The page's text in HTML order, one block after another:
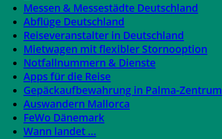
Messen & Messestädte Deutschland
Abflüge Deutschland
Reiseveranstalter in Deutschland
Mietwagen mit flexibler Stornooption
Notfallnummern & Dienste
Apps für die Reise
Gepäckaufbewahrung in Palma-Zentrum
Auswandern Mallorca
FeWo Dänemark
Wann landet …